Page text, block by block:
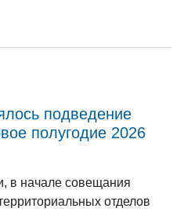
подведение
полугодие 2026
в начале совещания
отделов